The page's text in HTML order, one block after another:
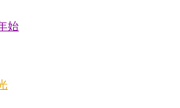
始